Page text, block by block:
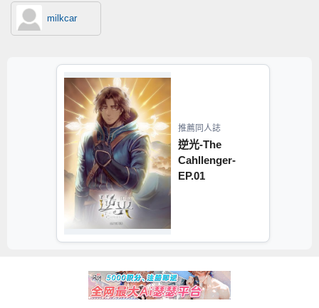
milkcar
推薦同人誌
逆光-The
Cahllenger-
EP.01